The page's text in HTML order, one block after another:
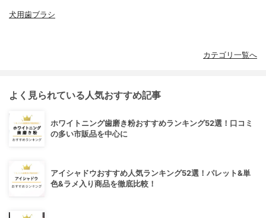
犬用歯ブラシ
カテゴリ一覧へ
よく見られている人気おすすめ記事
ホワイトニング歯磨き粉おすすめランキング52選！口コミ
の多い市販品を中心に
アイシャドウおすすめ人気ランキング52選！パレット&単
色&ラメ入り商品を徹底比較！